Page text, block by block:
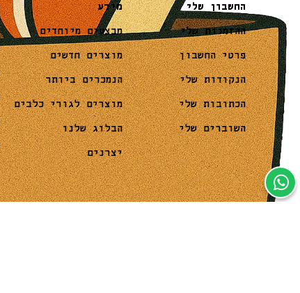
החשבון שלי
ההזמנות שלי
פרטי החשבון
הנקודות שלי
הכתובות שלי
השוברים שלי
מידע
מבצעים מיוחדים
מוצרים חדשים
הנמכרים ביותר
מוצרים לגורי כלבים
הבלוג שלנו
יצרנים